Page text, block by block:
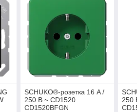
SCHUKO®-розетка 16 A /
250 B ~ CD1520
CD1520BFGN
250